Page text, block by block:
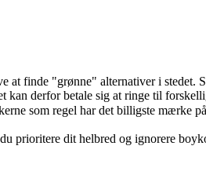
finde "grønne" alternativer i
derfor betale sig at ringe til
som regel har det billigste mærke
prioritere dit helbred og ignorere